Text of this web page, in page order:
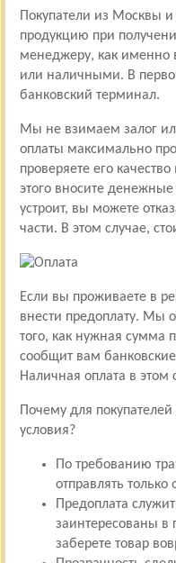
Покупатели из Москвы и
продукцию при
менеджеру, как именно
или наличными. В
банковский терминал.
Мы не взимаем залог
оплаты максимально
проверяете его
этого вносите денежные
устроит, вы можете
части. В этом случае,
Если вы проживаете в
внести предоплату. Мы
того, как нужная сумма
сообщит вам
Наличная оплата в этом
Почему для
условия?
По требованию
отправлять
Предоплата
заинтересованы в
заберете товар